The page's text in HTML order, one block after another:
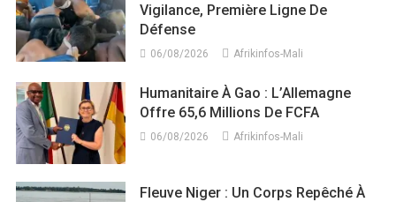
Vigilance, Première Ligne De
Défense
06/08/2026 Afrikinfos-Mali
Humanitaire À Gao : L’Allemagne
Offre 65,6 Millions De FCFA
06/08/2026 Afrikinfos-Mali
Fleuve Niger : Un Corps Repêché À